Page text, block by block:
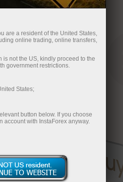
are a resident of the United States,
online trading, online transfers,
is not the US, kindly proceed to the
government restrictions.
States;
button below. If you choose
account with InstaForex anyway.